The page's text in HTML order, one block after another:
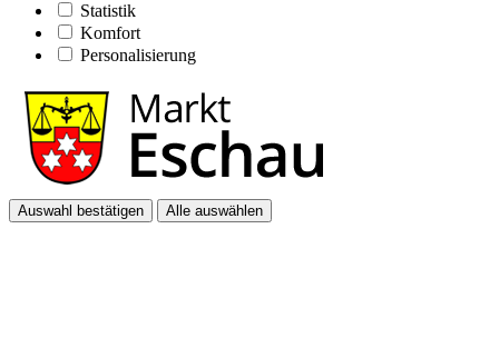
Statistik
Komfort
Personalisierung
Auswahl bestätigen Alle auswählen